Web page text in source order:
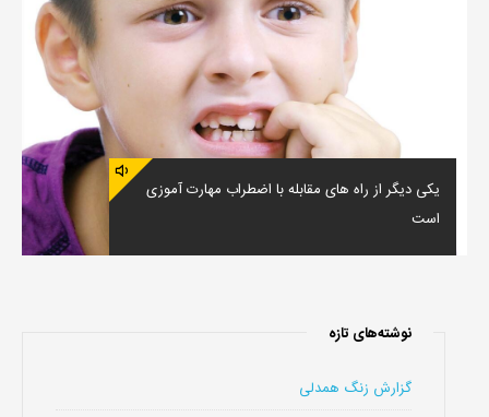
یکی دیگر از راه های مقابله با اضطراب مهارت آموزی
است
نوشته‌های تازه
گزارش زنگ همدلی